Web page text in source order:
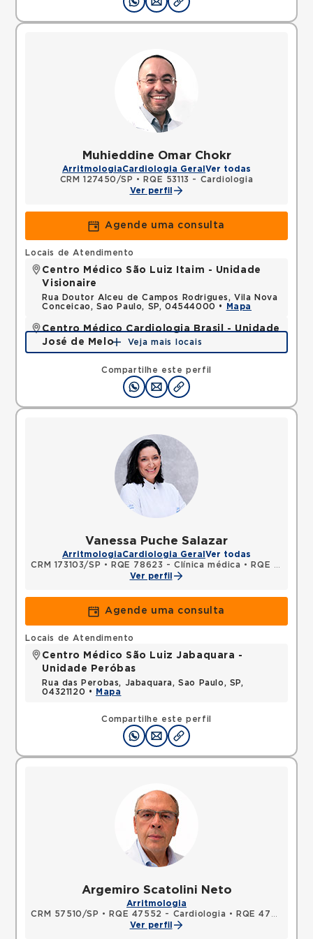
Muhieddine Omar Chokr
ArritmologiaCardiologia Geral Ver todas
CRM 127450/SP •
RQE 53113 - Cardiologia
Ver perfil
Agende uma consulta
Compartilhe este perfil
Locais de Atendimento
Centro Médico São Luiz Itaim - Unidade
Visionaire
Rua Doutor Alceu de Campos Rodrigues, Vila Nova
Conceicao, Sao Paulo, SP, 04544000 •
Mapa
Centro Médico Cardiologia Brasil - Unidade
José de Melo
Rua Jose de Melo, Vila Dora, Santo Andre, SP,
09030580 •Mapa
Veja mais locais
Vanessa Puche Salazar
ArritmologiaCardiologia Geral Ver todas
CRM 173103/SP • RQE 78623 - Clínica médica •
RQE 78624 - Cardiologia
Ver perfil
Agende uma consulta
Compartilhe este perfil
Locais de Atendimento
Centro Médico São Luiz Jabaquara -
Unidade Peróbas
Rua das Perobas, Jabaquara, Sao Paulo, SP,
04321120 •
Mapa
Argemiro Scatolini Neto
Arritmologia
CRM 57510/SP • RQE 47552 - Cardiologia •
RQE 47553 - Medicina intensiva
Ver perfil